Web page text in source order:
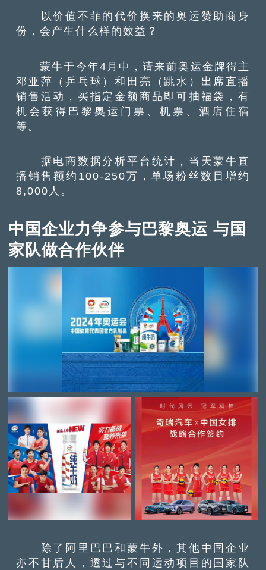
以价值不菲的代价换来的奥运赞助商身
份，会产生什么样的效益？
蒙牛于今年4月中，请来前奥运金牌得主
邓亚萍（乒乓球）和田亮（跳水）出席直播
销售活动，买指定金额商品即可抽福袋，有
机会获得巴黎奥运门票、机票、酒店住宿
等。
据电商数据分析平台统计，当天蒙牛直
播销售额约100-250万，单场粉丝数目增约
8,000人。
中国企业力争参与巴黎奥运 与国
家队做合作伙伴
除了阿里巴巴和蒙牛外，其他中国企业
亦不甘后人，透过与不同运动项目的国家队